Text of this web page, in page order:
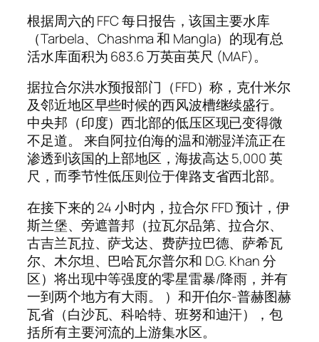
根据周六的 FFC 每日报告，该国主要水库
（Tarbela、Chashma 和 Mangla）的现有总
活水库面积为 683.6 万英亩英尺 (MAF)。
据拉合尔洪水预报部门（FFD）称，克什米尔
及邻近地区早些时候的西风波槽继续盛行。
中央邦（印度）西北部的低压区现已变得微
不足道。 来自阿拉伯海的温和潮湿洋流正在
渗透到该国的上部地区，海拔高达 5,000 英
尺，而季节性低压则位于俾路支省西北部。
在接下来的 24 小时内，拉合尔 FFD 预计，伊
斯兰堡、旁遮普邦（拉瓦尔品第、拉合尔、
古吉兰瓦拉、萨戈达、费萨拉巴德、萨希瓦
尔、木尔坦、巴哈瓦尔普尔和 D.G. Khan 分
区）将出现中等强度的零星雷暴/降雨，并有
一到两个地方有大雨。 ）和开伯尔-普赫图赫
瓦省（白沙瓦、科哈特、班努和迪汗），包
括所有主要河流的上游集水区。